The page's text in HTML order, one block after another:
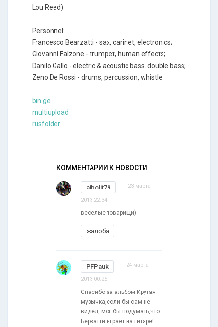
Lou Reed)
Personnel:
Francesco Bearzatti - sax, carinet, electronics;
Giovanni Falzone - trumpet, human effects;
Danilo Gallo - electric & acoustic bass, double bass;
Zeno De Rossi - drums, percussion, whistle.
bin.ge
multiupload
rusfolder
КОММЕНТАРИИ К НОВОСТИ
aibolit79 23 марта
2013 22:34
веселые товарищи)
жалоба
PFPauk 24 марта
2013 00:25
Спасибо за альбом.Крутая
музычка,если бы сам не
видел, мог бы подумать,что
Берзатти играет на гитаре!